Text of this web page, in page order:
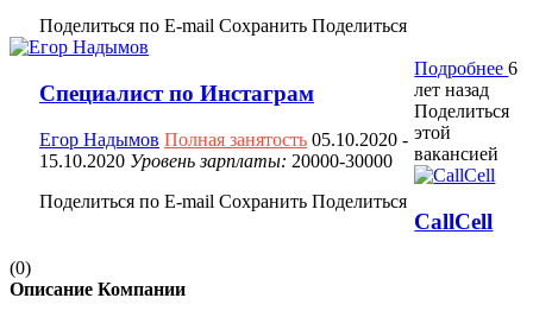
Поделиться по E-mail Сохранить Поделиться
Специалист по Инстаграм
Егор Надымов Полная занятость 05.10.2020 -
15.10.2020 Уровень зарплаты: 20000-30000
Поделиться по E-mail Сохранить Поделиться
Подробнее6
лет назад
Поделиться
этой
вакансией
CallCell
(0)
Описание Компании